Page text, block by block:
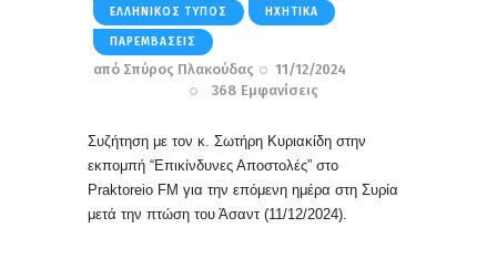
ΕΛΛΗΝΙΚΌΣ ΤΎΠΟΣ ΗΧΗΤΙΚΆ
ΠΑΡΕΜΒΆΣΕΙΣ
από Σπύρος Πλακούδας
11/12/2024
368 Εμφανίσεις
Συζήτηση με τον κ. Σωτήρη Κυριακίδη στην
εκπομπή “Επικίνδυνες Αποστολές” στο
Praktoreio FM για την επόμενη ημέρα στη Συρία
μετά την πτώση του Άσαντ (11/12/2024).